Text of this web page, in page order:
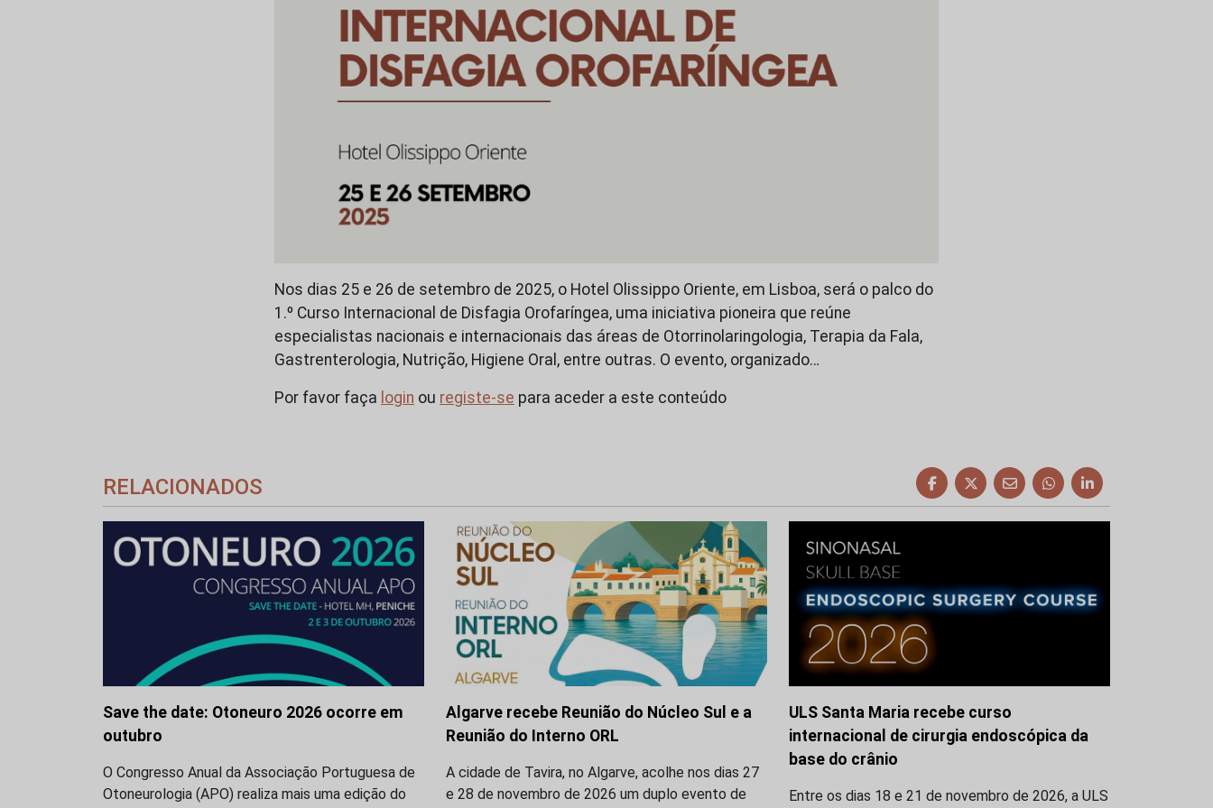
Nos dias 25 e 26 de setembro de 2025, o Hotel Olissippo Oriente, em Lisboa, será o palco do
1.º Curso Internacional de Disfagia Orofaríngea, uma iniciativa pioneira que reúne
especialistas nacionais e internacionais das áreas de Otorrinolaringologia, Terapia da Fala,
Gastrenterologia, Nutrição, Higiene Oral, entre outras. O evento, organizado…
Por favor faça login ou registe-se para aceder a este conteúdo
RELACIONADOS
Save the date: Otoneuro 2026 ocorre em
outubro
O Congresso Anual da Associação Portuguesa de
Otoneurologia (APO) realiza mais uma edição do
Algarve recebe Reunião do Núcleo Sul e a
Reunião do Interno ORL
A cidade de Tavira, no Algarve, acolhe nos dias 27
e 28 de novembro de 2026 um duplo evento de
ULS Santa Maria recebe curso
internacional de cirurgia endoscópica da
base do crânio
Entre os dias 18 e 21 de novembro de 2026, a ULS